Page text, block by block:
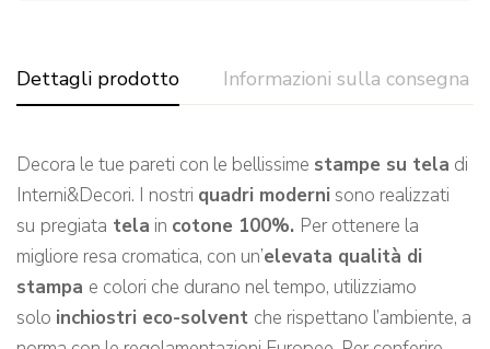
Dettagli prodotto Informazioni sulla consegna
Decora le tue pareti con le bellissime stampe su tela di
Interni&Decori. I nostri quadri moderni sono realizzati
su pregiata tela in cotone 100%. Per ottenere la
migliore resa cromatica, con un’elevata qualità di
stampa e colori che durano nel tempo, utilizziamo
solo inchiostri eco-solvent che rispettano l’ambiente, a